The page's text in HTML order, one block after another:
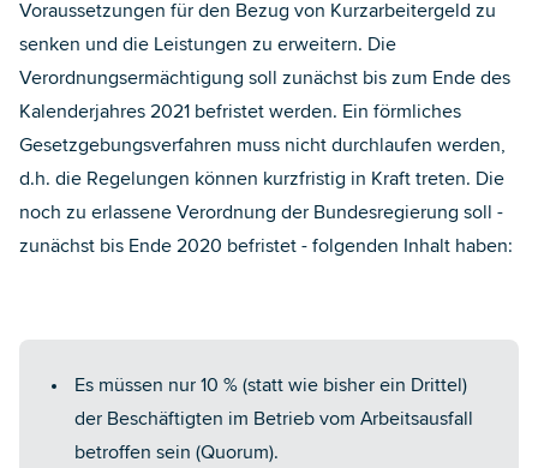
Voraussetzungen für den Bezug von Kurzarbeitergeld zu
senken und die Leistungen zu erweitern. Die
Verordnungsermächtigung soll zunächst bis zum Ende des
Kalenderjahres 2021 befristet werden. Ein förmliches
Gesetzgebungsverfahren muss nicht durchlaufen werden,
d.h. die Regelungen können kurzfristig in Kraft treten. Die
noch zu erlassene Verordnung der Bundesregierung soll -
zunächst bis Ende 2020 befristet - folgenden Inhalt haben:
Es müssen nur 10 % (statt wie bisher ein Drittel)
der Beschäftigten im Betrieb vom Arbeitsausfall
betroffen sein (Quorum).